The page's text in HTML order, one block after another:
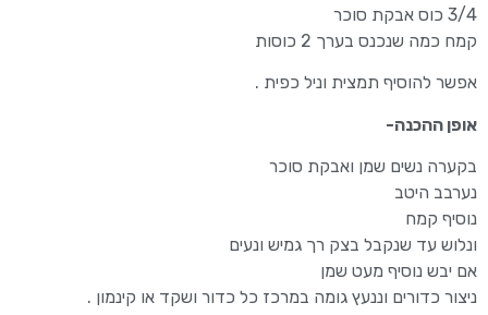
3/4 כוס אבקת סוכר
קמח כמה שנכנס בערך 2 כוסות
אפשר להוסיף תמצית וניל כפית .
אופן ההכנה-
בקערה נשים שמן ואבקת סוכר
נערבב היטב
נוסיף קמח
ונלוש עד שנקבל בצק רך גמיש ונעים
אם יבש נוסיף מעט שמן
ניצור כדורים וננעץ גומה במרכז כל כדור ושקד או קינמון .